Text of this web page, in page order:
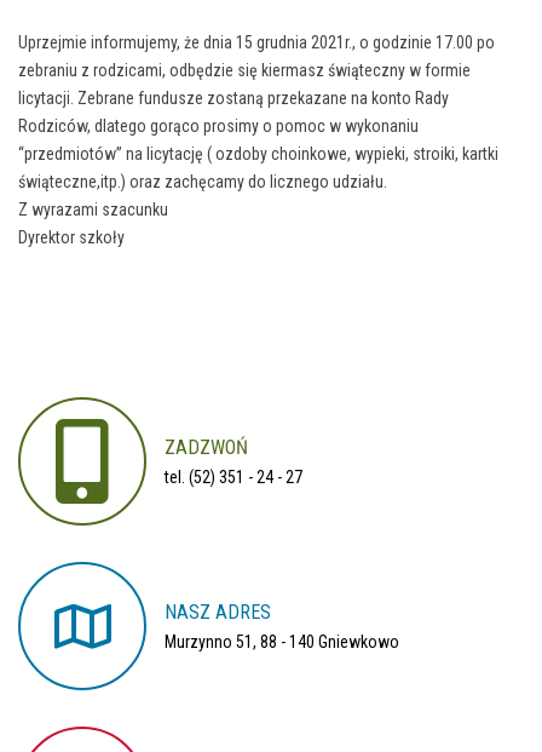
Uprzejmie informujemy, że dnia 15 grudnia 2021r., o godzinie 17.00 po
zebraniu z rodzicami, odbędzie się kiermasz świąteczny w formie
licytacji. Zebrane fundusze zostaną przekazane na konto Rady
Rodziców, dlatego gorąco prosimy o pomoc w wykonaniu
“przedmiotów” na licytację ( ozdoby choinkowe, wypieki, stroiki, kartki
świąteczne,itp.) oraz zachęcamy do licznego udziału.
Z wyrazami szacunku
Dyrektor szkoły
ZADZWOŃ
tel. (52) 351 - 24 - 27
NASZ ADRES
Murzynno 51, 88 - 140 Gniewkowo